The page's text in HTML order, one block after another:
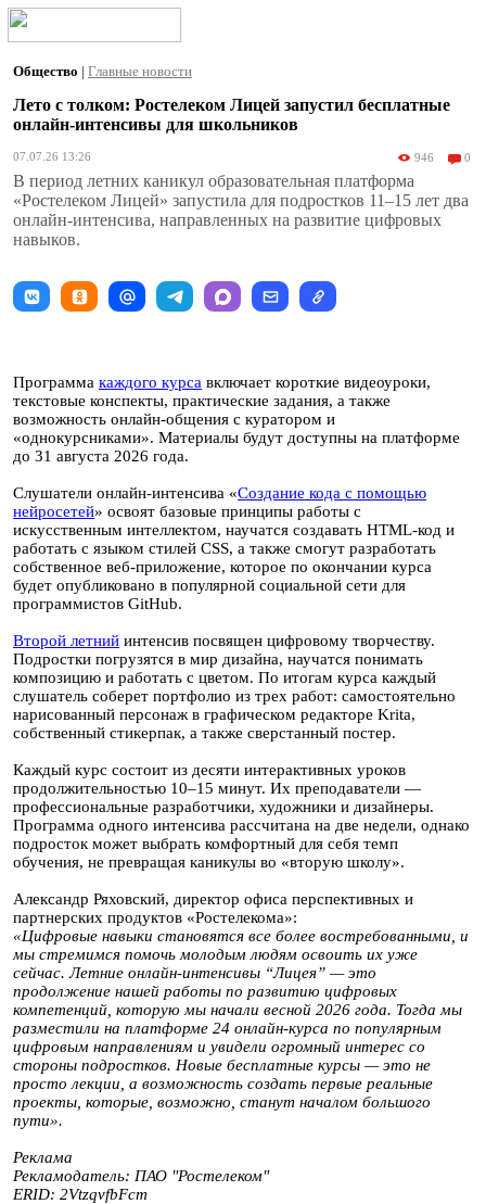
Общество | Главные новости
Лето с толком: Ростелеком Лицей запустил бесплатные
онлайн-интенсивы для школьников
07.07.26 13:26 946 0
В период летних каникул образовательная платформа
«Ростелеком Лицей» запустила для подростков 11–15 лет два
онлайн-интенсива, направленных на развитие цифровых
навыков.
Программа каждого курса включает короткие видеоуроки,
текстовые конспекты, практические задания, а также
возможность онлайн-общения с куратором и
«однокурсниками». Материалы будут доступны на платформе
до 31 августа 2026 года.
Слушатели онлайн-интенсива «Создание кода с помощью
нейросетей» освоят базовые принципы работы с
искусственным интеллектом, научатся создавать HTML-код и
работать с языком стилей CSS, а также смогут разработать
собственное веб-приложение, которое по окончании курса
будет опубликовано в популярной социальной сети для
программистов GitHub.
Второй летний интенсив посвящен цифровому творчеству.
Подростки погрузятся в мир дизайна, научатся понимать
композицию и работать с цветом. По итогам курса каждый
слушатель соберет портфолио из трех работ: самостоятельно
нарисованный персонаж в графическом редакторе Krita,
собственный стикерпак, а также сверстанный постер.
Каждый курс состоит из десяти интерактивных уроков
продолжительностью 10–15 минут. Их преподаватели —
профессиональные разработчики, художники и дизайнеры.
Программа одного интенсива рассчитана на две недели, однако
подросток может выбрать комфортный для себя темп
обучения, не превращая каникулы во «вторую школу».
Александр Ряховский, директор офиса перспективных и
партнерских продуктов «Ростелекома»:
«Цифровые навыки становятся все более востребованными, и
мы стремимся помочь молодым людям освоить их уже
сейчас. Летние онлайн-интенсивы “Лицея” — это
продолжение нашей работы по развитию цифровых
компетенций, которую мы начали весной 2026 года. Тогда мы
разместили на платформе 24 онлайн-курса по популярным
цифровым направлениям и увидели огромный интерес со
стороны подростков. Новые бесплатные курсы — это не
просто лекции, а возможность создать первые реальные
проекты, которые, возможно, станут началом большого
пути».
Реклама
Рекламодатель: ПАО "Ростелеком"
ERID: 2VtzqvfbFcm